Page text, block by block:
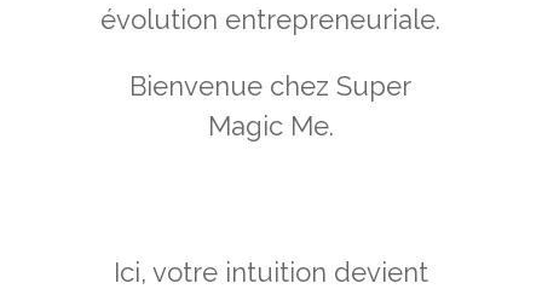
évolution entrepreneuriale.
Bienvenue chez Super
Magic Me.
Ici, votre intuition devient